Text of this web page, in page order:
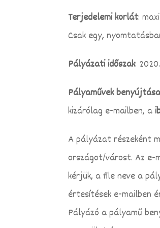
Terjedelemi korlát:
Csak egy,
Pályázati időszak:
Pályaművek
kizárólag e-mailben, a
A pályázat részeként
országot/várost. Az e-
kérjük, a file neve a
értesítések e-mailben
Pályázó a pályamű